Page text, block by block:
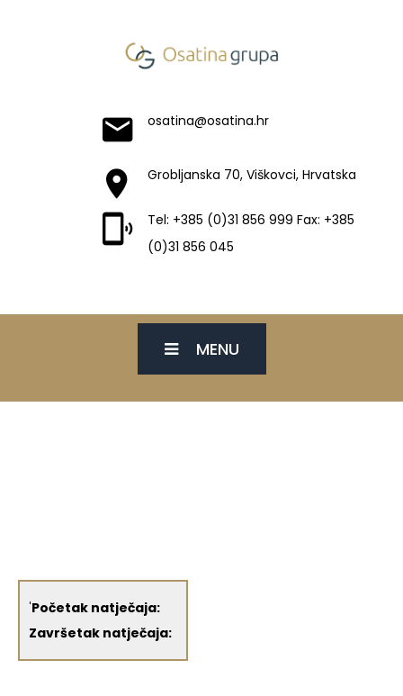
osatina@osatina.hr
Grobljanska 70, Viškovci, Hrvatska
Tel: +385 (0)31 856 999 Fax: +385
(0)31 856 045
MENU
'Početak natječaja:
Završetak natječaja: